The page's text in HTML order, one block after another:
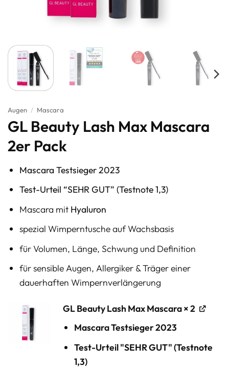
Augen / Mascara
GL Beauty Lash Max Mascara
2er Pack
Mascara Testsieger 2023
Test-Urteil “SEHR GUT” (Testnote 1,3)
Mascara mit Hyaluron
spezial Wimperntusche auf Wachsbasis
für Volumen, Länge, Schwung und Definition
für sensible Augen, Allergiker & Träger einer
dauerhaften Wimpernverlängerung
GL Beauty Lash Max Mascara× 2
Mascara Testsieger 2023
Test-Urteil "SEHR GUT" (Testnote
1,3)